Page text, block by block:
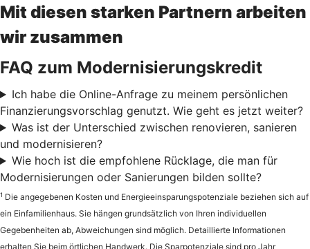
Mit diesen starken Partnern arbeiten
wir zusammen
FAQ zum Modernisierungskredit
Ich habe die Online-Anfrage zu meinem persönlichen
Finanzierungsvorschlag genutzt. Wie geht es jetzt weiter?
Was ist der Unterschied zwischen renovieren, sanieren
und modernisieren?
Wie hoch ist die empfohlene Rücklage, die man für
Modernisierungen oder Sanierungen bilden sollte?
1 Die angegebenen Kosten und Energieeinsparungspotenziale beziehen sich auf
ein Einfamilienhaus. Sie hängen grundsätzlich von Ihren individuellen
Gegebenheiten ab, Abweichungen sind möglich. Detaillierte Informationen
erhalten Sie beim örtlichen Handwerk. Die Sparpotenziale sind pro Jahr